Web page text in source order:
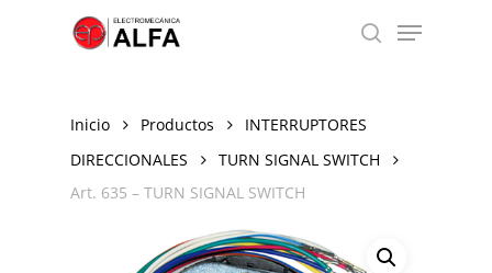
search
Menu
Inicio Productos
INTERRUPTORES
DIRECCIONALES
TURN SIGNAL SWITCH
Art. 635 – TURN SIGNAL SWITCH